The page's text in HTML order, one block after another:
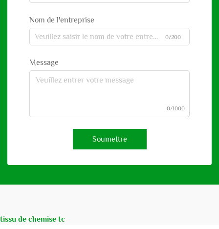
Nom de l'entreprise
0/200
Message
0/1000
Soumettre
tissu de chemise tc